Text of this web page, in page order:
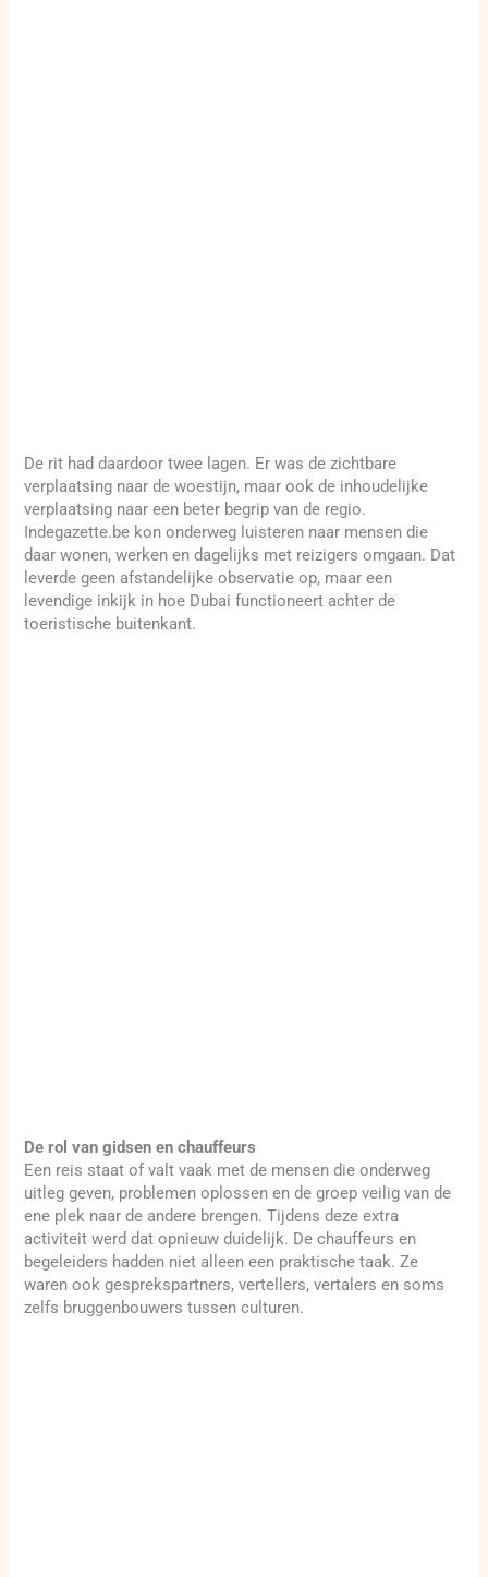
De rit had daardoor twee lagen. Er was de zichtbare
verplaatsing naar de woestijn, maar ook de inhoudelijke
verplaatsing naar een beter begrip van de regio.
Indegazette.be kon onderweg luisteren naar mensen die
daar wonen, werken en dagelijks met reizigers omgaan. Dat
leverde geen afstandelijke observatie op, maar een
levendige inkijk in hoe Dubai functioneert achter de
toeristische buitenkant.
De rol van gidsen en chauffeurs
Een reis staat of valt vaak met de mensen die onderweg
uitleg geven, problemen oplossen en de groep veilig van de
ene plek naar de andere brengen. Tijdens deze extra
activiteit werd dat opnieuw duidelijk. De chauffeurs en
begeleiders hadden niet alleen een praktische taak. Ze
waren ook gesprekspartners, vertellers, vertalers en soms
zelfs bruggenbouwers tussen culturen.